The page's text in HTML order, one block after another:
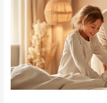
tarefas
de
com
afeto
e